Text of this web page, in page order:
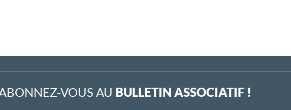
VOUS AU BULLETIN ASSOCIATIF !